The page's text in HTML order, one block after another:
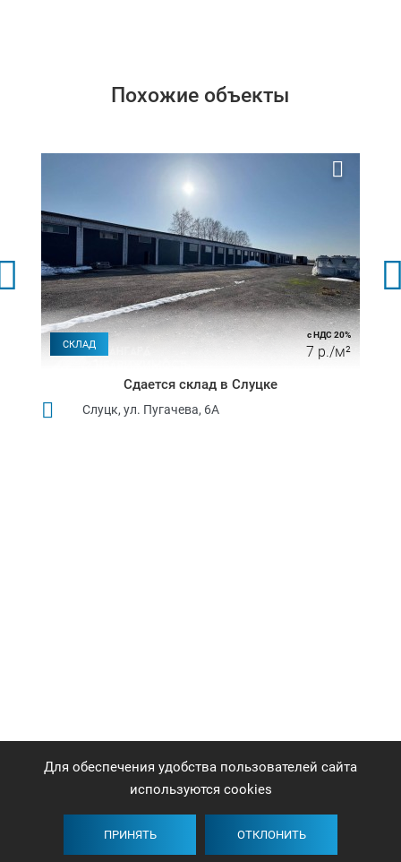
Похожие объекты
СКЛАД
с НДС 20%
7 р./м²
Сдается склад в Слуцке
Слуцк, ул. Пугачева, 6А
Для обеспечения удобства пользователей сайта
используются cookies
ПРИНЯТЬ ОТКЛОНИТЬ